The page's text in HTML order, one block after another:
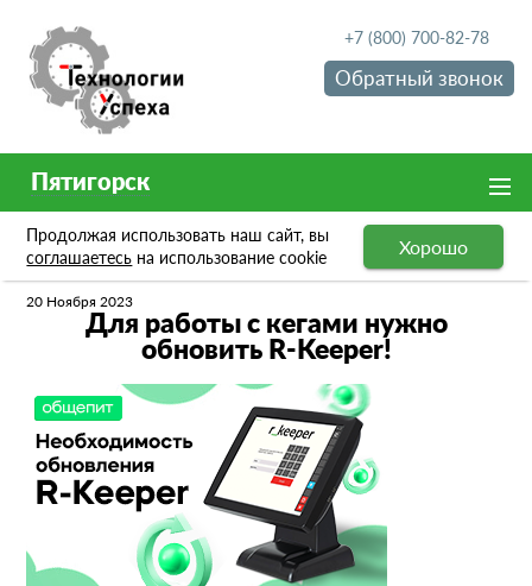
+7 (800) 700-82-78
Обратный звонок
Пятигорск
Продолжая использовать наш сайт, вы
соглашаетесь на использование cookie Хорошо
Новости Для работы с кегами нужно обновить R-Keeper!
20 Ноября 2023
Для работы с кегами нужно
обновить R-Keeper!